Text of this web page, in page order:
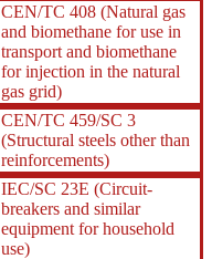
CEN/TC 408 (Natural gas
and biomethane for use in
transport and biomethane
for injection in the natural
gas grid)
CEN/TC 459/SC 3
(Structural steels other than
reinforcements)
IEC/SC 23E (Circuit-
breakers and similar
equipment for household
use)